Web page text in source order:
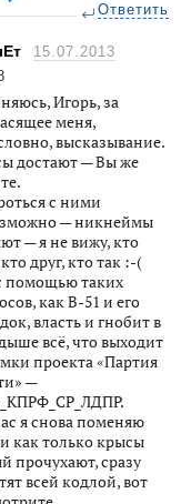
Ответить
15.07.2013
Игорь, за
меня,
высказывание.
достают — Вы же
с ними
— никнеймы
— я не вижу, кто
кто друг, кто так :-(
помощью таких
как В-51 и его
власть и гнобит в
всё, что выходит
проекта «Партия
—
я снова поменяю
как только крысы
прочухают, сразу
всей кодлой, вот